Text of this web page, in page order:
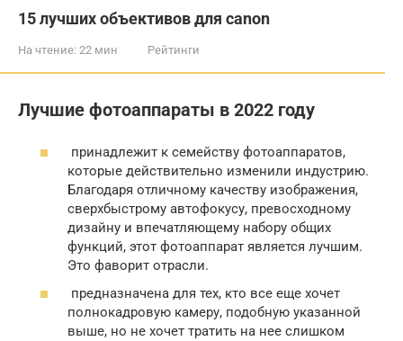
15 лучших объективов для canon
На чтение: 22 мин Рейтинги
Лучшие фотоаппараты в 2022 году
принадлежит к семейству фотоаппаратов,
которые действительно изменили индустрию.
Благодаря отличному качеству изображения,
сверхбыстрому автофокусу, превосходному
дизайну и впечатляющему набору общих
функций, этот фотоаппарат является лучшим.
Это фаворит отрасли.
предназначена для тех, кто все еще хочет
полнокадровую камеру, подобную указанной
выше, но не хочет тратить на нее слишком